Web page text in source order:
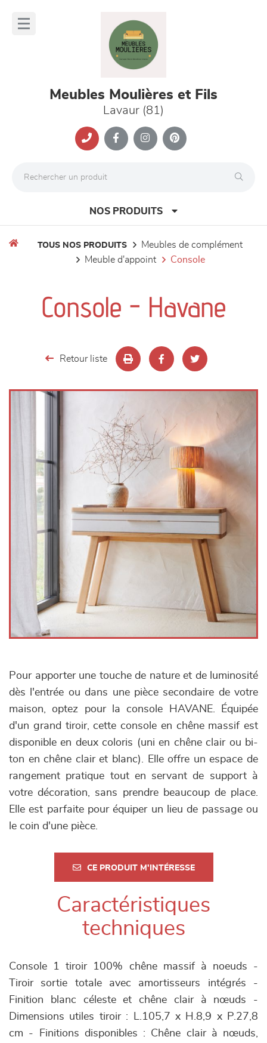
Meubles Moulières et Fils
Lavaur (81)
NOS PRODUITS
séjours
chambres et dressing
TOUS NOS PRODUITS
meubles de complément
meuble d'appoint
console
Console - Havane
Retour liste
Pour apporter une touche de nature et de luminosité
dès l'entrée ou dans une pièce secondaire de votre
maison, optez pour la console HAVANE. Équipée
d'un grand tiroir, cette console en chêne massif est
disponible en deux coloris (uni en chêne clair ou bi-
ton en chêne clair et blanc). Elle offre un espace de
rangement pratique tout en servant de support à
votre décoration, sans prendre beaucoup de place.
Elle est parfaite pour équiper un lieu de passage ou
le coin d'une pièce.
CE PRODUIT M'INTÉRESSE
Caractéristiques
techniques
Console 1 tiroir 100% chêne massif à noeuds -
Tiroir sortie totale avec amortisseurs intégrés -
Finition blanc céleste et chêne clair à nœuds -
Dimensions utiles tiroir : L.105,7 x H.8,9 x P.27,8
cm - Finitions disponibles : Chêne clair à nœuds,